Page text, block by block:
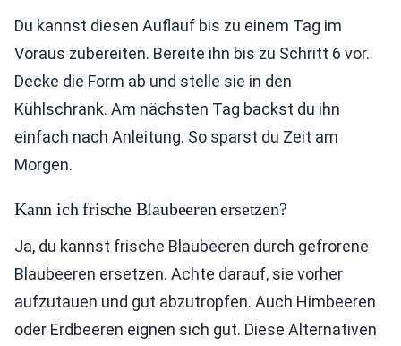
Du kannst diesen Auflauf bis zu einem Tag im
Voraus zubereiten. Bereite ihn bis zu Schritt 6 vor.
Decke die Form ab und stelle sie in den
Kühlschrank. Am nächsten Tag backst du ihn
einfach nach Anleitung. So sparst du Zeit am
Morgen.
Kann ich frische Blaubeeren ersetzen?
Ja, du kannst frische Blaubeeren durch gefrorene
Blaubeeren ersetzen. Achte darauf, sie vorher
aufzutauen und gut abzutropfen. Auch Himbeeren
oder Erdbeeren eignen sich gut. Diese Alternativen